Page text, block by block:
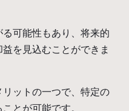
可能性もあり、将来的
を見込むことができま
ットの一つで、特定の
とが可能です。